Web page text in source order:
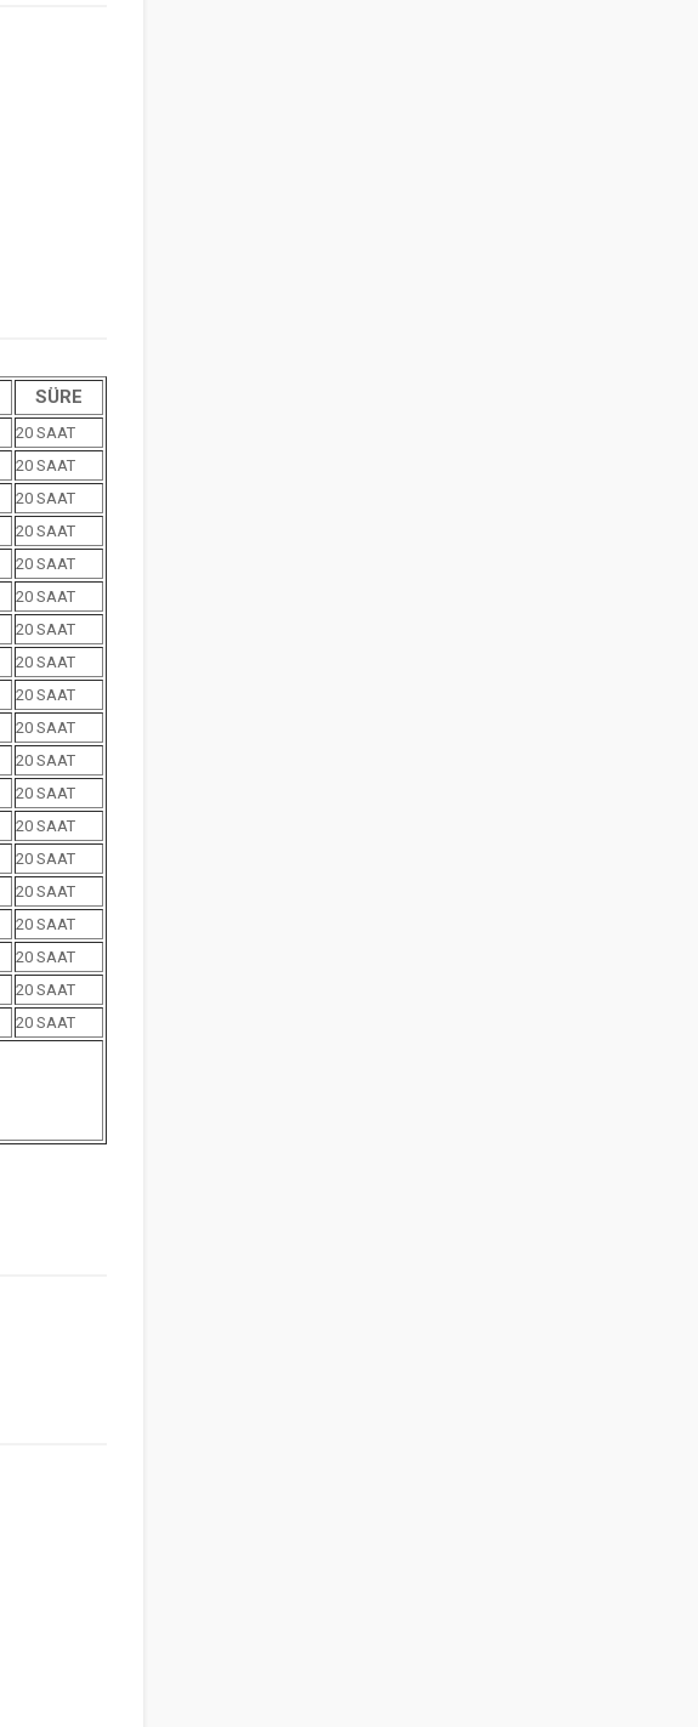
SÜRE
20 SAAT
20 SAAT
20 SAAT
20 SAAT
20 SAAT
20 SAAT
20 SAAT
20 SAAT
20 SAAT
20 SAAT
20 SAAT
20 SAAT
20 SAAT
20 SAAT
20 SAAT
20 SAAT
20 SAAT
20 SAAT
20 SAAT